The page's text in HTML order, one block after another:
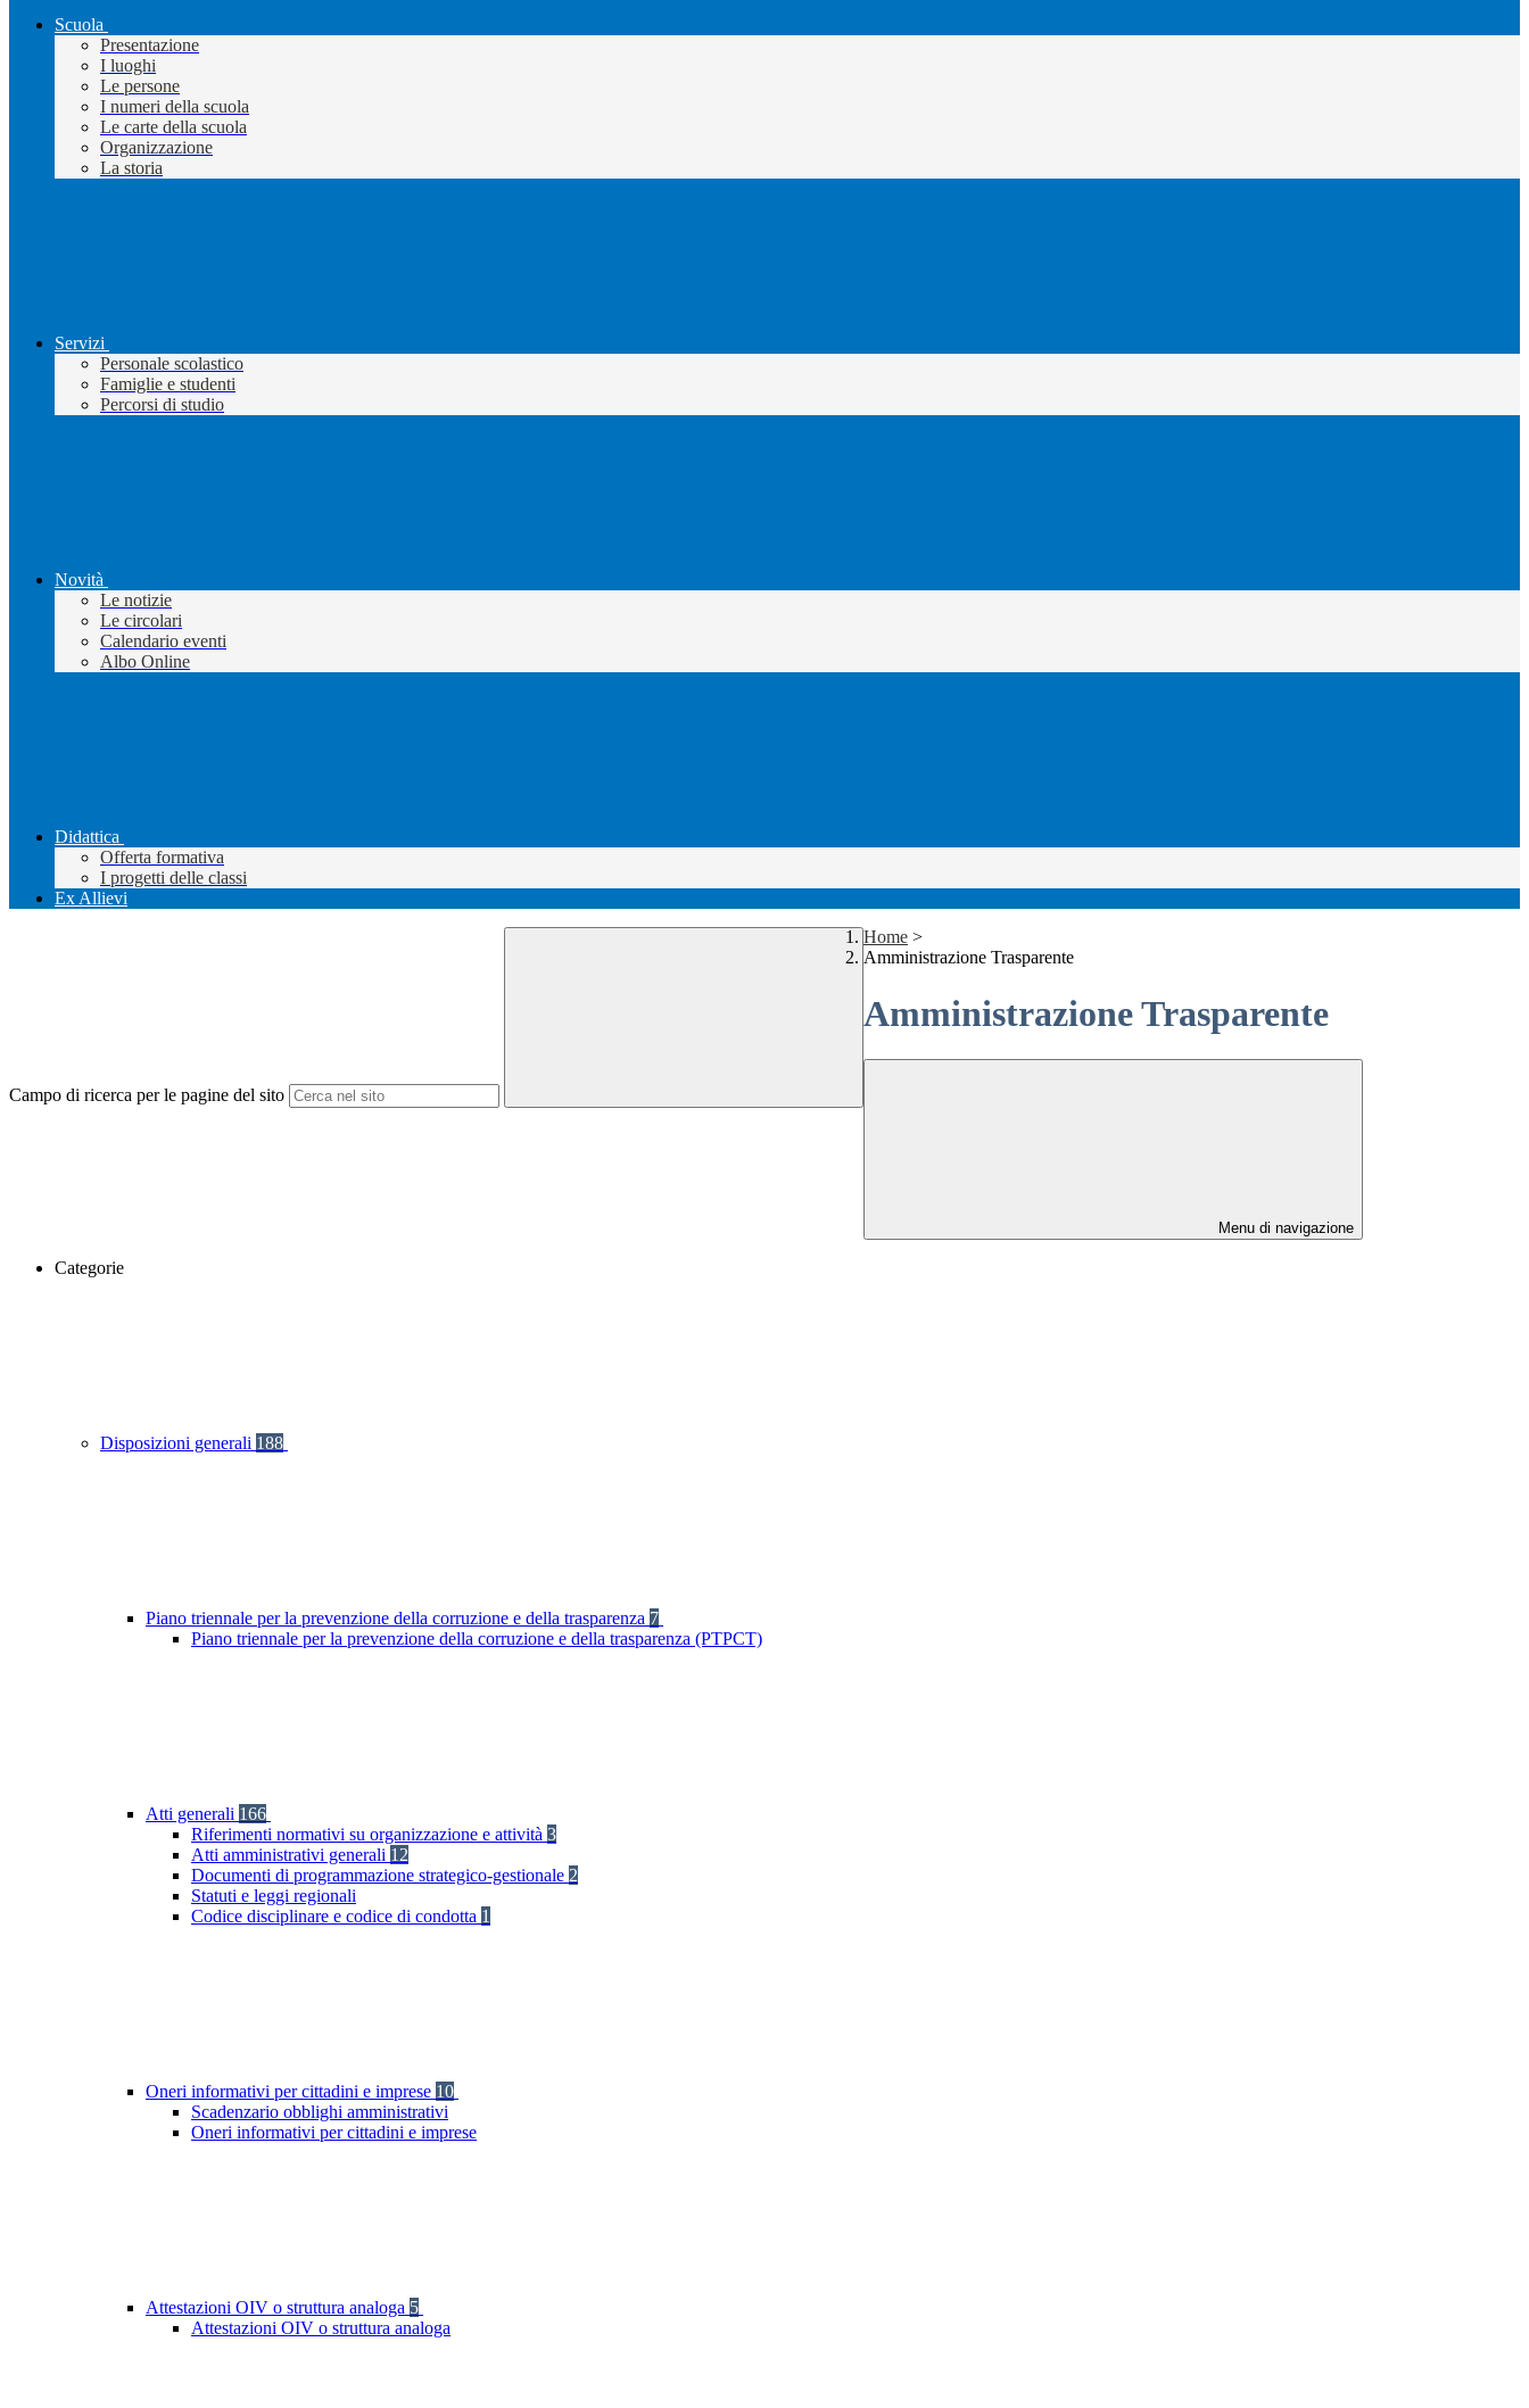
Scuola
Presentazione
I luoghi
Le persone
I numeri della scuola
Le carte della scuola
Organizzazione
La storia
Servizi
Personale scolastico
Famiglie e studenti
Percorsi di studio
Novità
Le notizie
Le circolari
Calendario eventi
Albo Online
Didattica
Offerta formativa
I progetti delle classi
Ex Allievi
Campo di ricerca per le pagine del sito
Home >
Amministrazione Trasparente
Amministrazione Trasparente
Menu di navigazione
Categorie
Disposizioni generali 188
Piano triennale per la prevenzione della corruzione e della trasparenza 7
Piano triennale per la prevenzione della corruzione e della trasparenza (PTPCT)
Atti generali 166
Riferimenti normativi su organizzazione e attività 3
Atti amministrativi generali 12
Documenti di programmazione strategico-gestionale 2
Statuti e leggi regionali
Codice disciplinare e codice di condotta 1
Oneri informativi per cittadini e imprese 10
Scadenzario obblighi amministrativi
Oneri informativi per cittadini e imprese
Attestazioni OIV o struttura analoga 5
Attestazioni OIV o struttura analoga